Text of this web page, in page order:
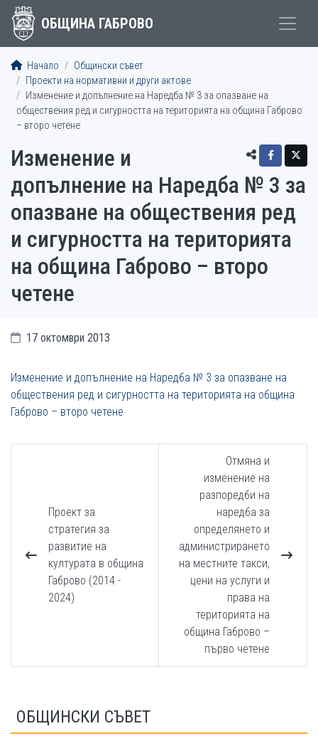
ОБЩИНА ГАБРОВО
Начало
Общински съвет
Проекти на нормативни и други актове
Изменение и допълнение на Наредба № 3 за опазване на
обществения ред и сигурността на територията на община Габрово
– второ четене
Изменение и
допълнение на Наредба № 3 за
опазване на обществения ред
и сигурността на територията
на община Габрово – второ
четене
17 октомври 2013
Изменение и допълнение на Наредба № 3 за опазване на
обществения ред и сигурността на територията на община
Габрово – второ четене
Проект за
стратегия за
развитие на
културата в община
Габрово (2014 -
2024)
Отмяна и
изменение на
разпоредби на
наредба за
определянето и
администрирането
на местните такси,
цени на услуги и
права на
територията на
община Габрово –
първо четене
ОБЩИНСКИ СЪВЕТ